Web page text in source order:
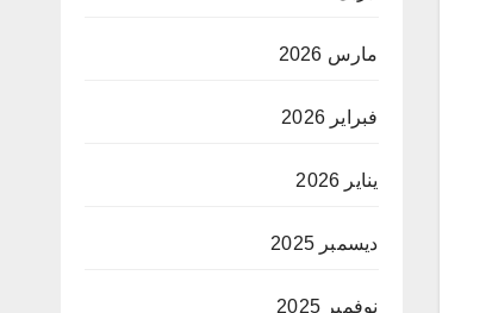
مارس 2026
فبراير 2026
يناير 2026
ديسمبر 2025
نوفمبر 2025